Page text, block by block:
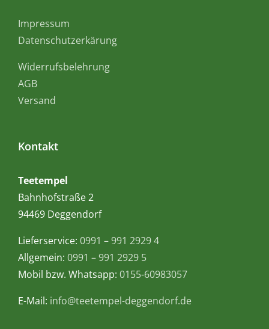
Impressum
Datenschutzerkärung
Widerrufsbelehrung
AGB
Versand
Kontakt
Teetempel
Bahnhofstraße 2
94469 Deggendorf
Lieferservice: 0991 – 991 2929 4
Allgemein: 0991 – 991 2929 5
Mobil bzw. Whatsapp: 0155-60983057
E-Mail: info@teetempel-deggendorf.de